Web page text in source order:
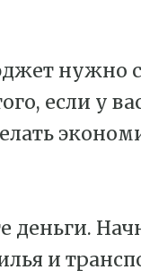
нужно
если у
деньги.
и